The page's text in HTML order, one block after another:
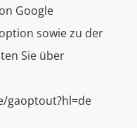
Google
sowie zu der
Sie über
gaoptout?hl=de